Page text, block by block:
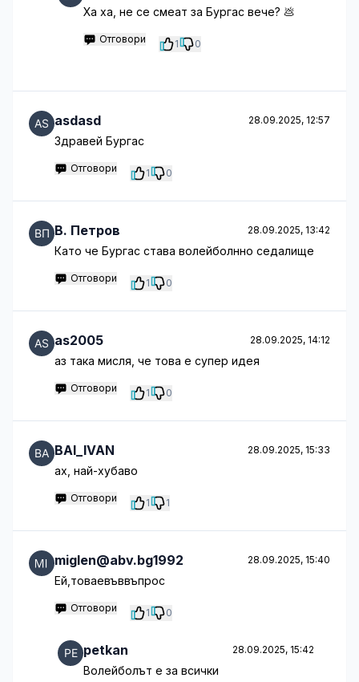
Ха ха, не се смеат за Бургас вече? 💩
Отговори 1 0
asdasd 28.09.2025, 12:57
Здравей Бургас
Отговори 1 0
B. Петров 28.09.2025, 13:42
Като че Бургас става волейболнно седалище
Отговори 1 0
as2005 28.09.2025, 14:12
аз така мисля, че това е супер идея
Отговори 1 0
BAI_IVAN 28.09.2025, 15:33
ах, най-хубаво
Отговори 1 1
miglen@abv.bg1992 28.09.2025, 15:40
Ей,товаевъввъпрос
Отговори 1 0
petkan 28.09.2025, 15:42
Волейболът е за всички